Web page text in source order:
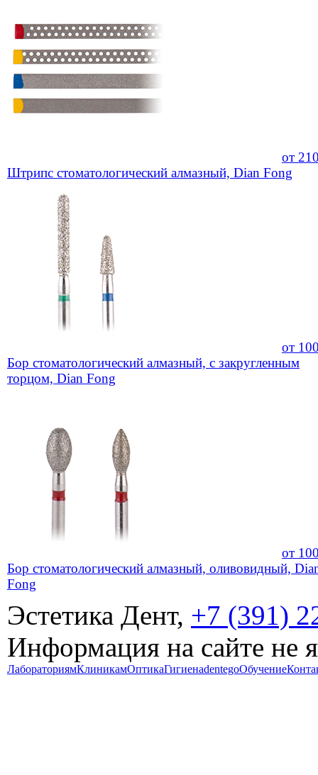
от
Штрипс стоматологический алмазный, Dian Fong
от
Бор стоматологический алмазный, с закругленным
торцом, Dian Fong
от
Бор стоматологический алмазный, оливовидный,
Fong
Эстетика Дент, +7 (391)
Информация на сайте не
ЛабораториямКлиникамОптикаГигиенаdentegoОбучение